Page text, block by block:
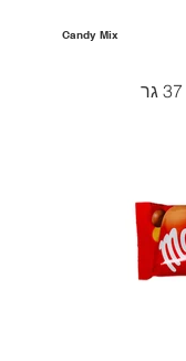
Candy Mix